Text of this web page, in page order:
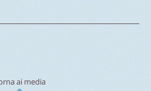
ai media